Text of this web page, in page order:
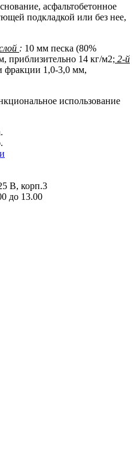
асфальтобетонное
подкладкой или без нее,
: 10 мм песка (80%
приблизительно 14 кг/м2; 2-й
фракции 1,0-3,0 мм,
использование
В, корп.3
до 13.00